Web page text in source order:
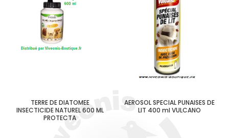
TERRE DE DIATOMEE
INSECTICIDE NATUREL 600 ML
PROTECTA
AEROSOL SPECIAL PUNAISES DE
LIT 400 ml VULCANO